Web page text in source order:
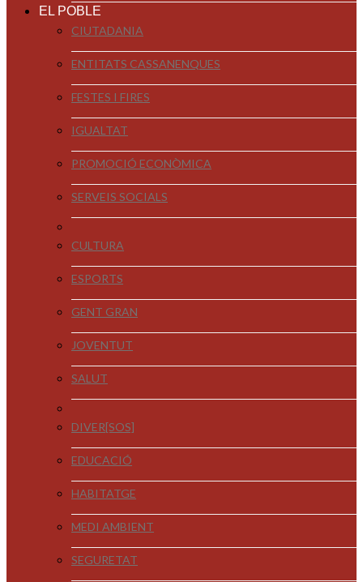
EL POBLE
CIUTADANIA
ENTITATS CASSANENQUES
FESTES I FIRES
IGUALTAT
PROMOCIÓ ECONÒMICA
SERVEIS SOCIALS
CULTURA
ESPORTS
GENT GRAN
JOVENTUT
SALUT
DIVER[SOS]
EDUCACIÓ
HABITATGE
MEDI AMBIENT
SEGURETAT